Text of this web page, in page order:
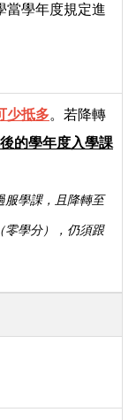
當學年度規定進
少抵多。若降轉
的學年度入學課
服學課，且降轉至
零學分），仍須跟